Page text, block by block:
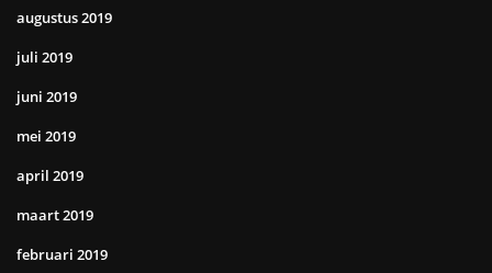
augustus 2019
juli 2019
juni 2019
mei 2019
april 2019
maart 2019
februari 2019